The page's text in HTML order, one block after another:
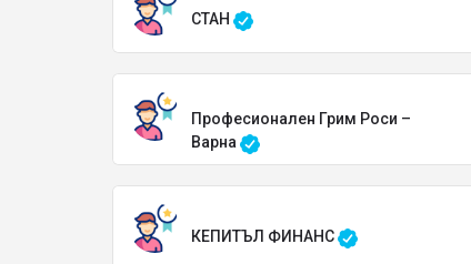
СТАН
Професионален Грим Роси –
Варна
КЕПИТЪЛ ФИНАНС